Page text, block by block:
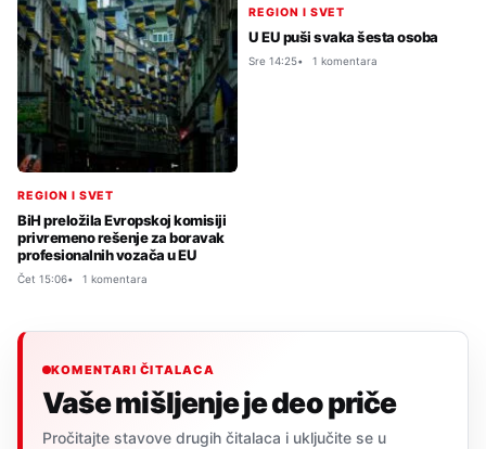
REGION I SVET
BiH preložila Evropskoj komisiji
privremeno rešenje za boravak
profesionalnih vozača u EU
Čet 15:06 1 komentara
REGION I SVET
U EU puši svaka šesta osoba
Sre 14:25 1 komentara
KOMENTARI ČITALACA
Vaše mišljenje je deo priče
Pročitajte stavove drugih čitalaca i uključite se u